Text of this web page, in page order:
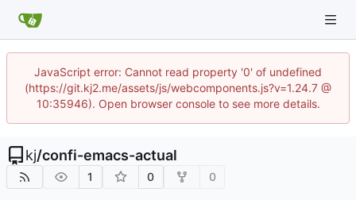
JavaScript error: Cannot read property '0' of undefined
(https://git.kj2.me/assets/js/webcomponents.js?v=1.24.7 @
10:35946). Open browser console to see more details.
kj/confi-emacs-actual
1 0 0